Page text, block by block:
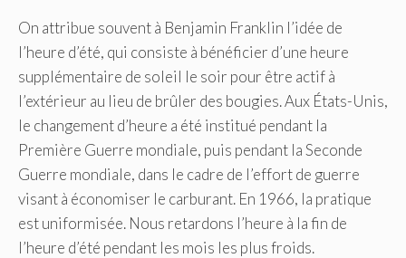
On attribue souvent à Benjamin Franklin l’idée de
l’heure d’été, qui consiste à bénéficier d’une heure
supplémentaire de soleil le soir pour être actif à
l’extérieur au lieu de brûler des bougies. Aux États-Unis,
le changement d’heure a été institué pendant la
Première Guerre mondiale, puis pendant la Seconde
Guerre mondiale, dans le cadre de l’effort de guerre
visant à économiser le carburant. En 1966, la pratique
est uniformisée. Nous retardons l’heure à la fin de
l’heure d’été pendant les mois les plus froids.